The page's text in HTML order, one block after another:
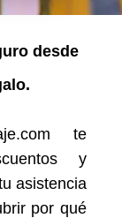
desde
te
y
asistencia
por qué